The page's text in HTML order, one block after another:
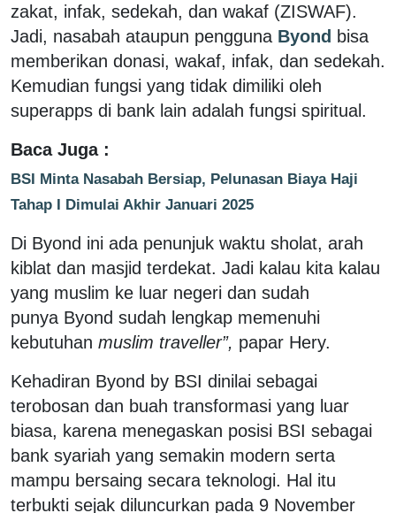
zakat, infak, sedekah, dan wakaf (ZISWAF).
Jadi, nasabah ataupun pengguna Byond bisa
memberikan donasi, wakaf, infak, dan sedekah.
Kemudian fungsi yang tidak dimiliki oleh
superapps di bank lain adalah fungsi spiritual.
Baca Juga :
BSI Minta Nasabah Bersiap, Pelunasan Biaya Haji
Tahap I Dimulai Akhir Januari 2025
Di Byond ini ada penunjuk waktu sholat, arah
kiblat dan masjid terdekat. Jadi kalau kita kalau
yang muslim ke luar negeri dan sudah
punya Byond sudah lengkap memenuhi
kebutuhan muslim traveller”, papar Hery.
Kehadiran Byond by BSI dinilai sebagai
terobosan dan buah transformasi yang luar
biasa, karena menegaskan posisi BSI sebagai
bank syariah yang semakin modern serta
mampu bersaing secara teknologi. Hal itu
terbukti sejak diluncurkan pada 9 November